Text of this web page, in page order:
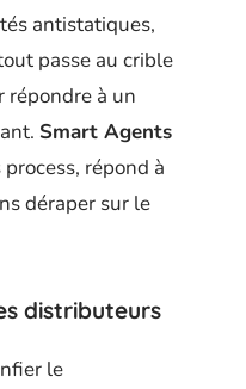
antistatiques,
passe au crible
répondre à un
Smart Agents
répond à
déraper sur le
distributeurs
le